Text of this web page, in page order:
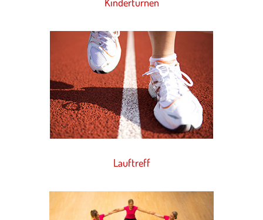
Lauftreff